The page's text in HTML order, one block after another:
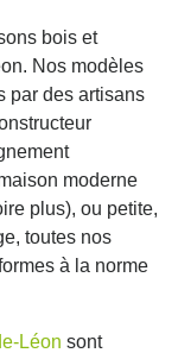
bois et
Nos modèles
par des artisans
moderne
plus), ou petite,
toutes nos
à la norme
Léon sont